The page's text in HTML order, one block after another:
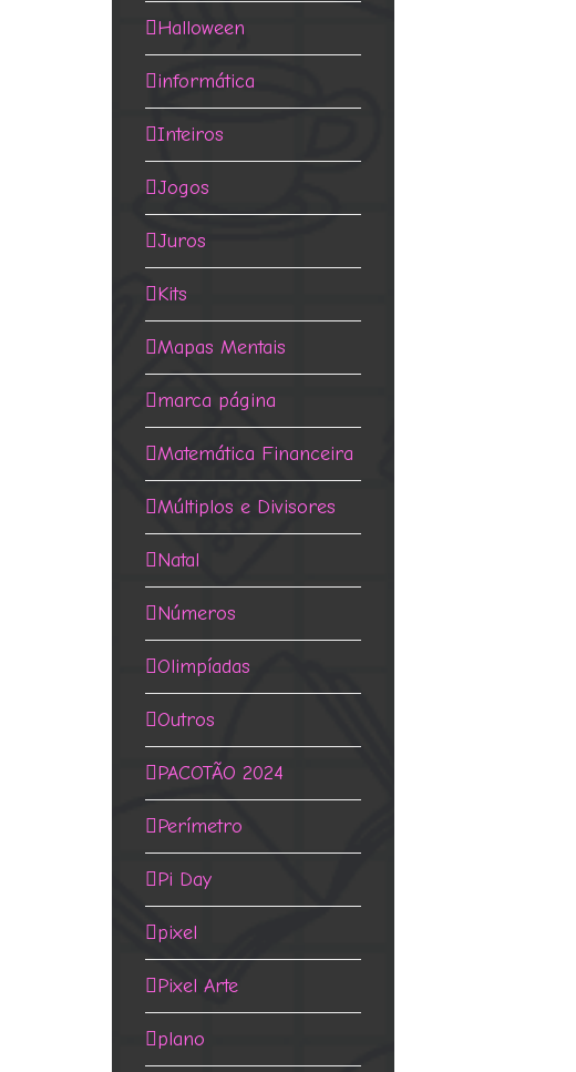
Halloween
informática
Inteiros
Jogos
Juros
Kits
Mapas Mentais
marca página
Matemática Financeira
Múltiplos e Divisores
Natal
Números
Olimpíadas
Outros
PACOTÃO 2024
Perímetro
Pi Day
pixel
Pixel Arte
plano